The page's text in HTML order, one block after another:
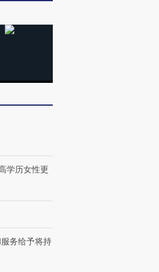
”的印
将教
视线｜“入侵”还是“人道危
学历女性更
务给予将持